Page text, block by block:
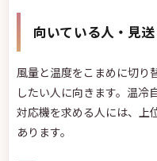
向いている人・見
風量と温度をこまめに切り
したい人に向きます。温冷
対応機を求める人には、上
あります。